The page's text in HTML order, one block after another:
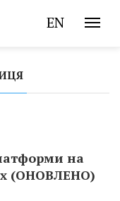
EN
на
(ОНОВЛЕНО)